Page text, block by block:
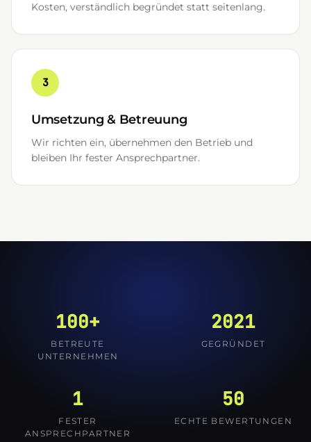
Kosten, verständlich begründet statt seitenlang.
3
Umsetzung & Betreuung
Wir richten ein, übernehmen den Betrieb und
bleiben Ihr fester Ansprechpartner.
100+
BETREUTE
UNTERNEHMEN
2021
GEGRÜNDET
1
FESTER
ANSPRECHPARTNER
50
ECHTE BEWERTUNGEN